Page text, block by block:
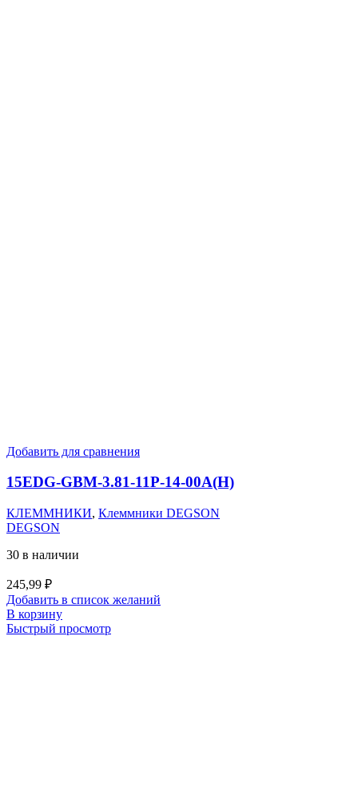
Добавить для сравнения
15EDG-GBM-3.81-11P-14-00A(H)
КЛЕММНИКИ, Клеммники DEGSON
DEGSON
30 в наличии
245,99 ₽
Добавить в список желаний
В корзину
Быстрый просмотр